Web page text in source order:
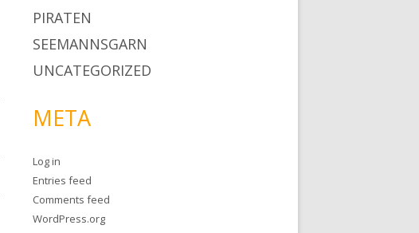
PIRATEN
SEEMANNSGARN
UNCATEGORIZED
META
Log in
Entries feed
Comments feed
WordPress.org